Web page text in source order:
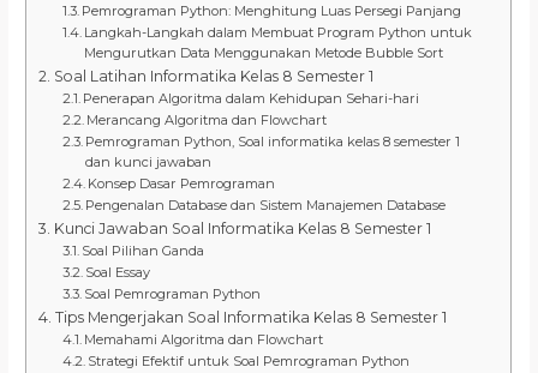
Pemrograman Python: Menghitung Luas Persegi Panjang
Langkah-Langkah dalam Membuat Program Python untuk
Mengurutkan Data Menggunakan Metode Bubble Sort
Soal Latihan Informatika Kelas 8 Semester 1
Penerapan Algoritma dalam Kehidupan Sehari-hari
Merancang Algoritma dan Flowchart
Pemrograman Python, Soal informatika kelas 8 semester 1
dan kunci jawaban
Konsep Dasar Pemrograman
Pengenalan Database dan Sistem Manajemen Database
Kunci Jawaban Soal Informatika Kelas 8 Semester 1
Soal Pilihan Ganda
Soal Essay
Soal Pemrograman Python
Tips Mengerjakan Soal Informatika Kelas 8 Semester 1
Memahami Algoritma dan Flowchart
Strategi Efektif untuk Soal Pemrograman Python